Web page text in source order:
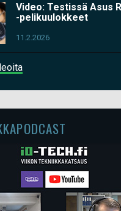
Video: Testissä Asus
-pelikuulokkeet
11.2.2026